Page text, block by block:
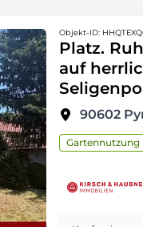
Objekt-ID:
Platz.
auf
90602
Gartennutzung